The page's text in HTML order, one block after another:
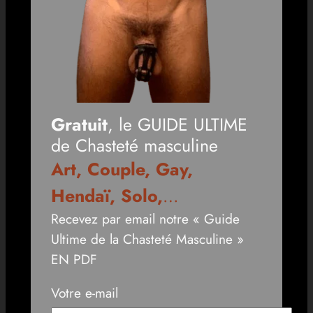
Gratuit, le GUIDE ULTIME
de Chasteté masculine
Art, Couple, Gay,
Hendaï, Solo,…
Recevez par email notre « Guide
Ultime de la Chasteté Masculine »
EN PDF
Votre e-mail